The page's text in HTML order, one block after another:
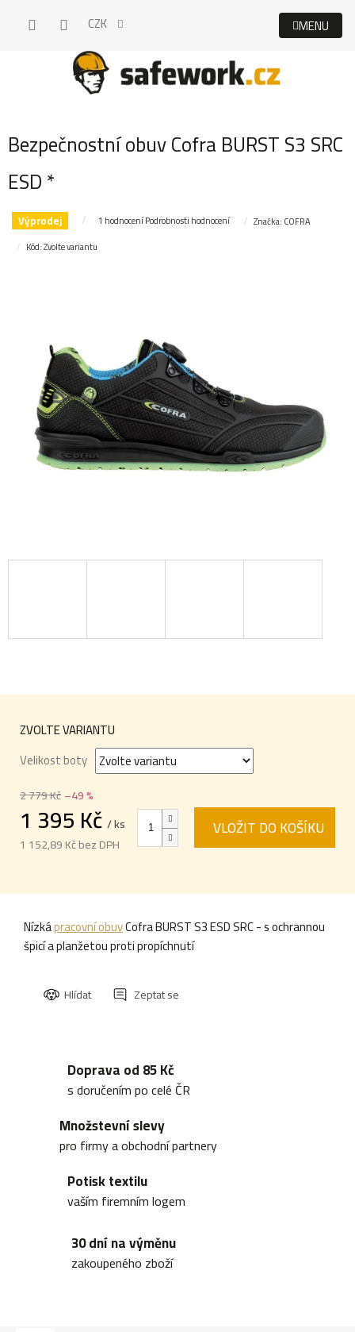
CZK
Bezpečnostní obuv Cofra BURST S3 SRC
ESD *
Výprodej
Průměrné
1 hodnoceníPodrobnosti hodnocení Značka: COFRA
Kód:Zvolte variantu
ZVOLTE VARIANTU
Velikost boty
2 779 Kč–49 %
1 395 Kč / ks
1 152,89 Kč bez DPH
VLOŽIT DO KOŠÍKU
Nízkápracovní obuvCofra BURST S3 ESD SRC - s ochrannou
špicí a planžetou proti propíchnutí
Zeptat se
Hlídat
Doprava od 85 Kč
s doručením po celé ČR
Množstevní slevy
pro firmy a obchodní partnery
Potisk textilu
vaším firemním logem
30 dní na výměnu
zakoupeného zboží